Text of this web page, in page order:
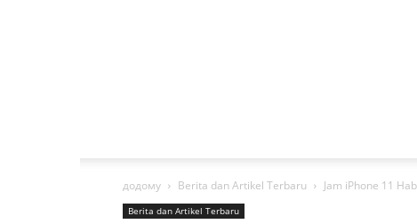
додому Berita dan Artikel Terbaru Jam iPhone 11
Berita dan Artikel Terbaru